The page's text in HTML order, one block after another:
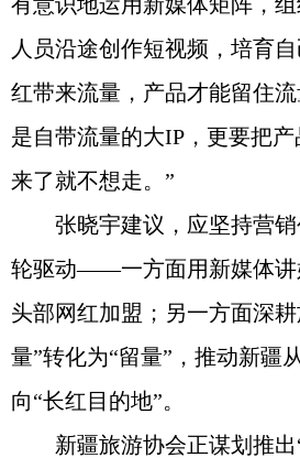
人员沿途创作短视频，培育
红带来流量，产品才能留住
是自带流量的大IP，更要把
来了就不想走。”
张晓宇建议，应坚持营
轮驱动——一方面用新媒体讲
头部网红加盟；另一方面深
量”转化为“留量”，推动新疆
向“长红目的地”。
新疆旅游协会正谋划推